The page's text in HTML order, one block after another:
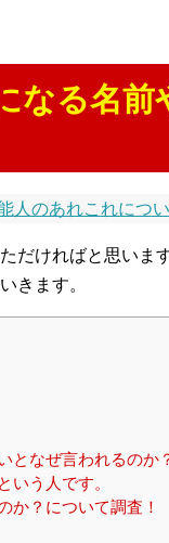
なる名前
人のあれこれについ
だければと思いま
きます。
となぜ言われるのか
いう人です。
か？について調査！